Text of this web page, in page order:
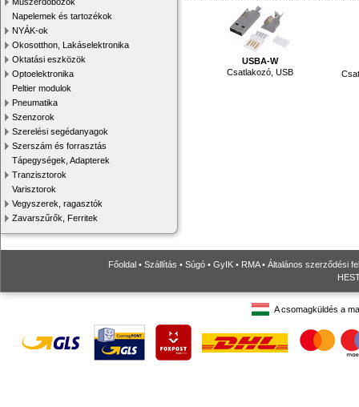
Napelemek és tartozékok
NYÁK-ok
Okosotthon, Lakáselektronika
Oktatási eszközök
Optoelektronika
Peltier modulok
Pneumatika
Szenzorok
Szerelési segédanyagok
Szerszám és forrasztás
Tápegységek, Adapterek
Tranzisztorok
Varisztorok
Vegyszerek, ragasztók
Zavarszűrők, Ferritek
USBA-W
Csatlakozó, USB
Főoldal • Szállítás • Súgó • GyIK • RMA• Általános szerződési
A csomagküldés a